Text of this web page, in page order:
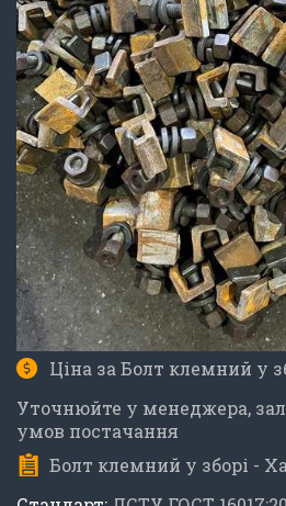
Ціна за Болт клемний у
Уточнюйте у менеджера,
умов постачання
Болт клемний у зборі -